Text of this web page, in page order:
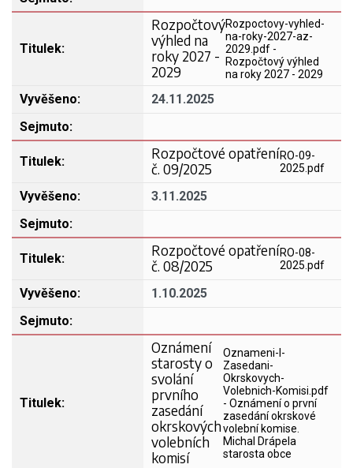
Rozpočtový
výhled na
roky 2027 -
2029
Rozpoctovy-vyhled-
na-roky-2027-az-
2029.pdf -
Rozpočtový výhled
na roky 2027 - 2029
24.11.2025
Rozpočtové opatření
č. 09/2025
RO-09-
2025.pdf
3.11.2025
Rozpočtové opatření
č. 08/2025
RO-08-
2025.pdf
1.10.2025
Oznámení
starosty o
svolání
prvního
zasedání
okrskových
volebních
komisí
Oznameni-I-
Zasedani-
Okrskovych-
Volebnich-Komisi.pdf
- Oznámení o první
zasedání okrskové
volební komise.
Michal Drápela
starosta obce